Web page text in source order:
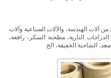
آلات الهندسة، والآلات الصناعية وآلات
النارية، مطحنة السكر، رافعة،
الشاحنة الخفيفة، الخ